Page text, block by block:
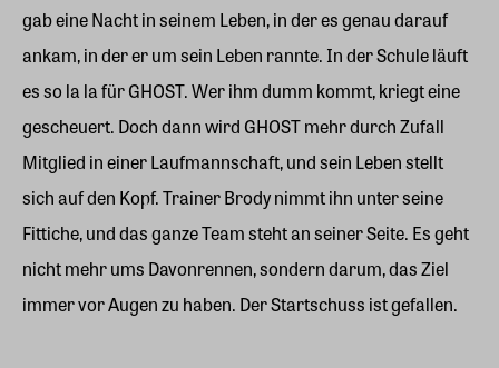
gab eine Nacht in seinem Leben, in der es genau darauf
ankam, in der er um sein Leben rannte. In der Schule läuft
es so la la für GHOST. Wer ihm dumm kommt, kriegt eine
gescheuert. Doch dann wird GHOST mehr durch Zufall
Mitglied in einer Laufmannschaft, und sein Leben stellt
sich auf den Kopf. Trainer Brody nimmt ihn unter seine
Fittiche, und das ganze Team steht an seiner Seite. Es geht
nicht mehr ums Davonrennen, sondern darum, das Ziel
immer vor Augen zu haben. Der Startschuss ist gefallen.